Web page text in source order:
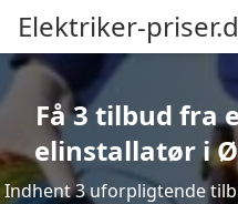
Elektriker-
Få 3 tilbud fra
elinstallatør i
Indhent 3 uforpligtende